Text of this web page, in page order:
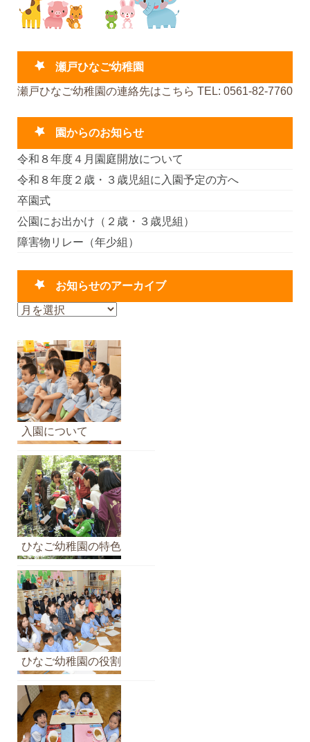
瀬戸ひなご幼稚園
瀬戸ひなご幼稚園の連絡先はこちら TEL: 0561-82-7760
園からのお知らせ
令和８年度４月園庭開放について
令和８年度２歳・３歳児組に入園予定の方へ
卒園式
公園にお出かけ（２歳・３歳児組）
障害物リレー（年少組）
お知らせのアーカイブ
お
ら
せ
の
ア
ー
カ
イ
ブ
入園について
ひなご幼稚園の特色
ひなご幼稚園の役割